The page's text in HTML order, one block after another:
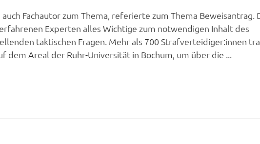
Fachautor zum Thema, referierte zum Thema Beweisantrag.
Experten alles Wichtige zum notwendigen Inhalt des
taktischen Fragen. Mehr als 700 Strafverteidiger:innen
dem Areal der Ruhr-Universität in Bochum, um über die ...